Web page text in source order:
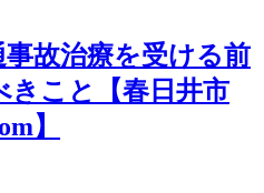
故治療を受ける前
きこと【春日井市
】